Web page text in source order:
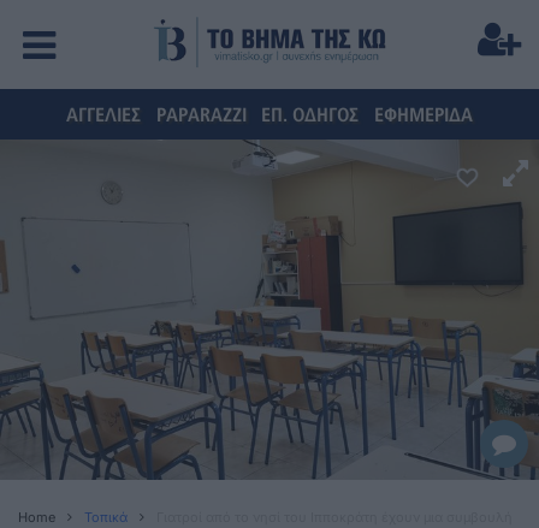
ΑΓΓΕΛΙΕΣ PAPARAZZI ΕΠ. ΟΔΗΓΟΣ ΕΦΗΜΕΡΙΔΑ
Home Τοπικά